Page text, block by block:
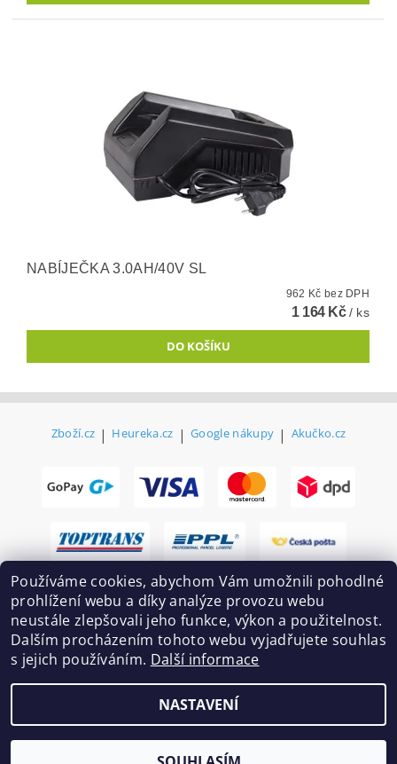
NABÍJEČKA 3.0AH/40V SL
962 Kč bez DPH
1 164 Kč/ ks
Zboží.cz | Heureka.cz | Google nákupy | Akučko.cz
Vytvořil Shoptet
Používáme cookies, abychom Vám umožnili pohodlné
prohlížení webu a díky analýze provozu webu
neustále zlepšovali jeho funkce, výkon a použitelnost.
Dalším procházením tohoto webu vyjadřujete souhlas
s jejich používáním. Další informace
NASTAVENÍ